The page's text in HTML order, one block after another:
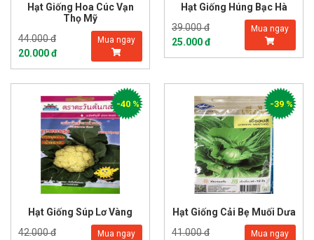
Hạt Giống Hoa Cúc Vạn
Thọ Mỹ
44.000 đ
20.000 đ
Mua ngay
Hạt Giống Húng Bạc Hà
39.000 đ
25.000 đ
Mua ngay
Hạt Giống Súp Lơ Vàng
42.000 đ
Mua ngay
-40 %
Hạt Giống Cải Bẹ Muối Dưa
41.000 đ
Mua ngay
-39 %